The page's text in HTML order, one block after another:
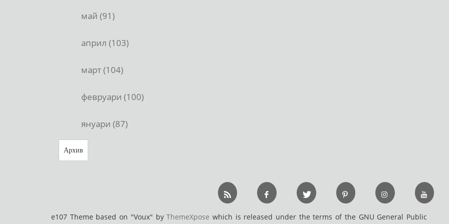
май (91)
април (103)
март (104)
февруари (100)
януари (87)
Архив
e107 Theme based on "Voux" byThemeXpose which is released under the terms of the GNU General Public